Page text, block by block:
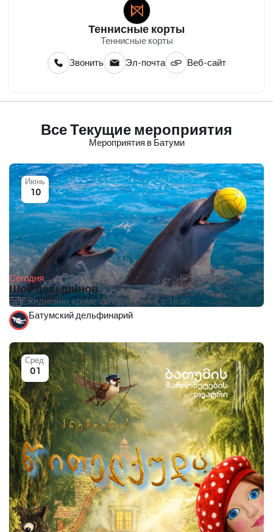
Теннисные корты
Теннисные корты
Звонить Эл-почта Веб-сайт
Все Текущие мероприятия
Мероприятия в Батуми
Сегодня
Шоу дельфинов
Ежедневно, кроме понедельника, с 16:00.
Июнь
10
Батумский дельфинарий
Сред.
01